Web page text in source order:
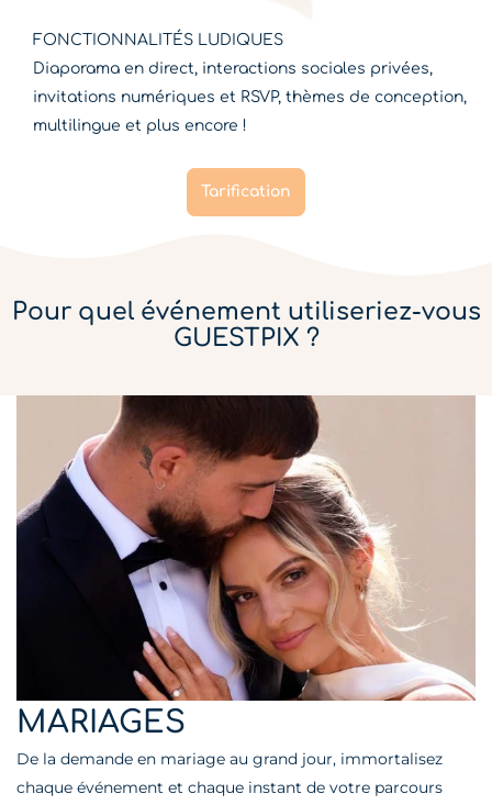
FONCTIONNALITÉS LUDIQUES
Diaporama en direct, interactions sociales privées,
invitations numériques et RSVP, thèmes de conception,
multilingue et plus encore !
Tarification
Pour quel événement utiliseriez-vous
GUESTPIX ?
MARIAGES
De la demande en mariage au grand jour, immortalisez
chaque événement et chaque instant de votre parcours